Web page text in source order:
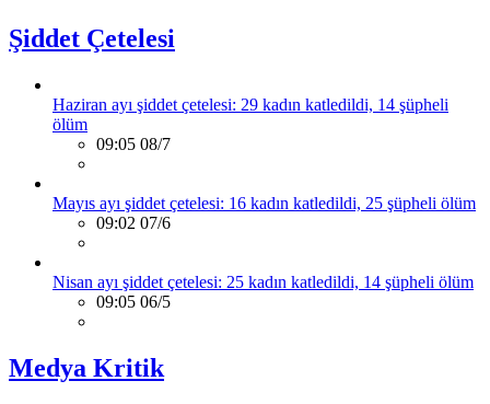
Şiddet Çetelesi
Haziran ayı şiddet çetelesi: 29 kadın katledildi, 14 şüpheli
ölüm
09:05 08/7
Mayıs ayı şiddet çetelesi: 16 kadın katledildi, 25 şüpheli ölüm
09:02 07/6
Nisan ayı şiddet çetelesi: 25 kadın katledildi, 14 şüpheli ölüm
09:05 06/5
Medya Kritik